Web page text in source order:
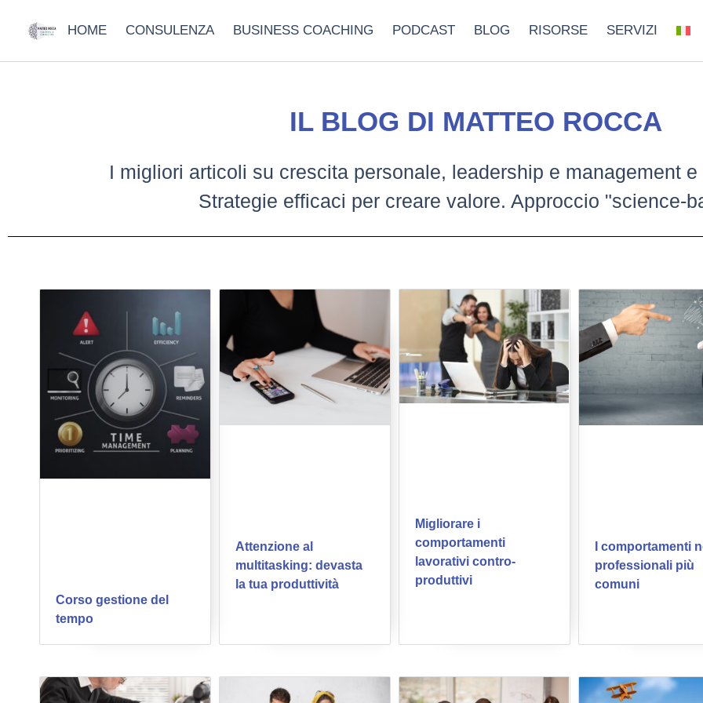
HOME CONSULENZA BUSINESS COACHING PODCAST BLOG RISORSE SERVIZI
IL BLOG DI MATTEO ROCCA
I migliori articoli su crescita personale, leadership e management
Strategie efficaci per creare valore. Approccio "science-
Corso gestione del
tempo
Attenzione al
multitasking: devasta
la tua produttività
Migliorare i
comportamenti
lavorativi contro-
produttivi
I comportamenti
professionali più
comuni